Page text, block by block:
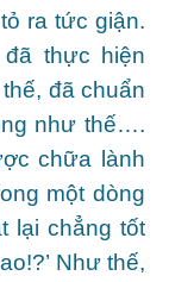
ra tức giận.
thực hiện
đã chuẩn
như thế….
chữa lành
một dòng
lại chẳng tốt
Như thế,